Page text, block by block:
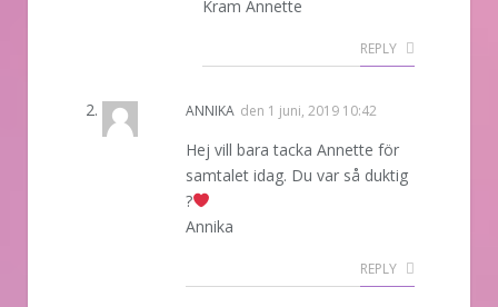
Kram Annette
REPLY
ANNIKA den 1 juni, 2019 10:42
Hej vill bara tacka Annette för
samtalet idag. Du var så duktig
?
Annika
REPLY